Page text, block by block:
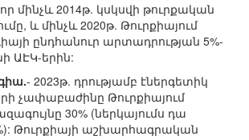
մինչև 2014թ. կսկսվի թուրքական
և մինչև 2020թ. Թուրքիայում
ընդհանուր արտադրության 5%-
ԱԷԿ-երին:
- 2023թ. դրությամբ էներգետիկ
չափաբաժինը Թուրքիայում
30% (ներկայումս դա
Թուրքիայի աշխարհագրական